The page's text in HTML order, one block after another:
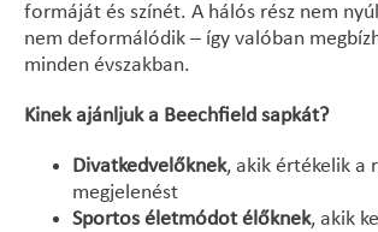
formáját és színét. A hálós rész nem
nem deformálódik – így valóban
minden évszakban.
Kinek ajánljuk a Beechfield sapkát?
Divatkedvelőknek, akik értékelik a
megjelenést
Sportos életmódot élőknek, akik